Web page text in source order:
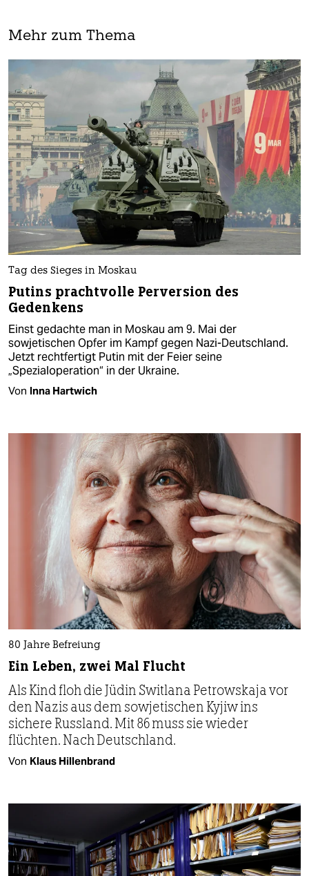
Mehr zum Thema
Tag des Sieges in Moskau
Putins prachtvolle Perversion des
Gedenkens
Einst gedachte man in Moskau am 9. Mai der
sowjetischen Opfer im Kampf gegen Nazi-Deutschland.
Jetzt rechtfertigt Putin mit der Feier seine
„Spezialoperation“ in der Ukraine.
Von Inna Hartwich
80 Jahre Befreiung
Ein Leben, zwei Mal Flucht
Als Kind floh die Jüdin Switlana Petrowskaja vor
den Nazis aus dem sowjetischen Kyjiw ins
sichere Russland. Mit 86 muss sie wieder
flüchten. Nach Deutschland.
Von Klaus Hillenbrand